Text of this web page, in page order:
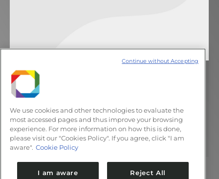
Lixo ou tesouro
Notícias
Fernando Galembeck realiza apresentação
sobre reaproveitamento de resíduos na 65ª
Reunião Anual da SBPC
We use cookies and other technologies to evaluate the
most accessed pages and thus improve your browsing
experience. For more information on how this is done,
please visit our "Cookies Policy". If you agree, click "I am
aware". Cookie Policy
I am aware Reject All
Continue without Accepting